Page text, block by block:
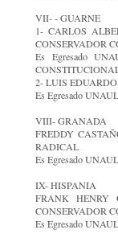
VII- - GUARNE
1- CARLOS
CONSERVADOR
Es Egresado
2- LUIS
Es Egresado
VIII- GRANADA
FREDDY
RADICAL
Es Egresado
IX- HISPANIA
FRANK HENRY
CONSERVADOR
Es Egresado